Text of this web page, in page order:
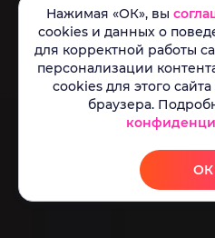
Нажимая «ОК», вы
cookies и данных о
для корректной работы
персонализации
cookies для этого
браузера.
ОК